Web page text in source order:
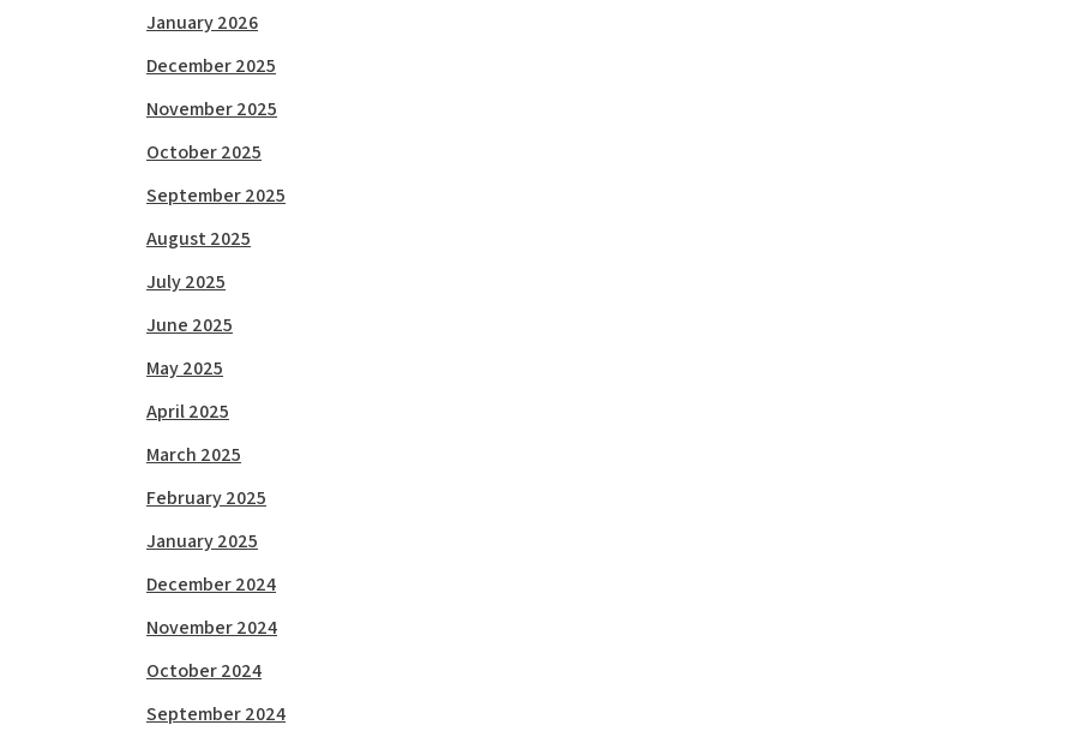
January 2026
December 2025
November 2025
October 2025
September 2025
August 2025
July 2025
June 2025
May 2025
April 2025
March 2025
February 2025
January 2025
December 2024
November 2024
October 2024
September 2024